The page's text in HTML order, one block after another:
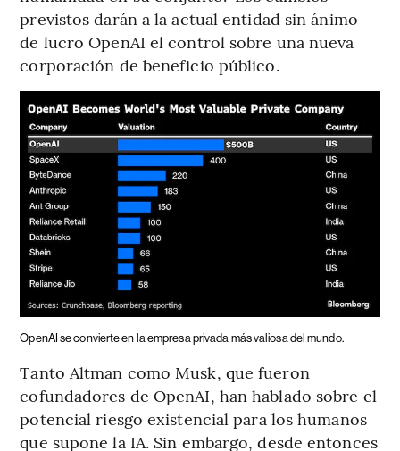
previstos darán a la actual entidad sin ánimo
de lucro OpenAI el control sobre una nueva
corporación de beneficio público.
OpenAI se convierte en la empresa privada más valiosa del mundo.
Tanto Altman como Musk, que fueron
cofundadores de OpenAI, han hablado sobre el
potencial riesgo existencial para los humanos
que supone la IA. Sin embargo, desde entonces